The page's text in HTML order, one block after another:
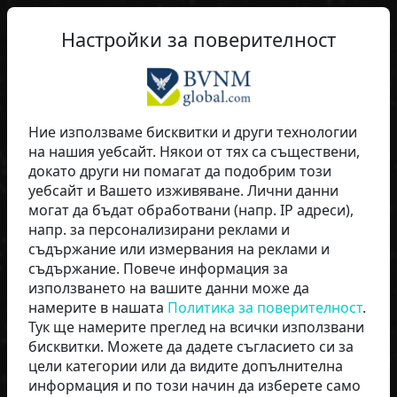
lippi
BVNMglobal
СТАРТИРАЙТЕ СЕГА
Настройки за поверителност
Ние използваме бисквитки и други технологии
на нашия уебсайт. Някои от тях са съществени,
докато други ни помагат да подобрим този
уебсайт и Вашето изживяване. Лични данни
могат да бъдат обработвани (напр. IP адреси),
напр. за персонализирани реклами и
съдържание или измервания на реклами и
съдържание. Повече информация за
използването на вашите данни може да
намерите в нашата Политика за поверителност.
Тук ще намерите преглед на всички използвани
бисквитки. Можете да дадете съгласието си за
цели категории или да видите допълнителна
информация и по този начин да изберете само